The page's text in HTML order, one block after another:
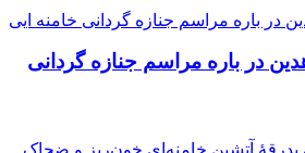
در باره مراسم جنازه گردانی